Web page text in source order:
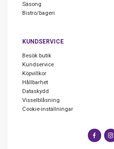
Säsong
Bistro/bageri
KUNDSERVICE
Besök butik
Kundservice
Köpvillkor
Hållbarhet
Dataskydd
Visselblåsning
Cookie-inställningar